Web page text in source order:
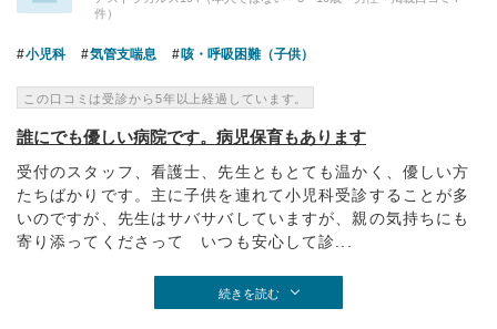
件）
小児科 気管支喘息 咳・呼吸困難（子供）
この口コミは受診から5年以上経過しています。
誰にでも優しい病院です。病児保育もあります
受付のスタッフ、看護士、先生ともとても温かく、優しい方
たちばかりです。主に子供を連れて小児科受診することが多
いのですが、先生はサバサバしていますが、親の気持ちにも
寄り添ってくださって いつも安心して診...
続きを読む